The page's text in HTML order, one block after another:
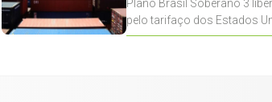
Plano Brasil Soberano 3
pelo tarifaço dos Estados
contemplados